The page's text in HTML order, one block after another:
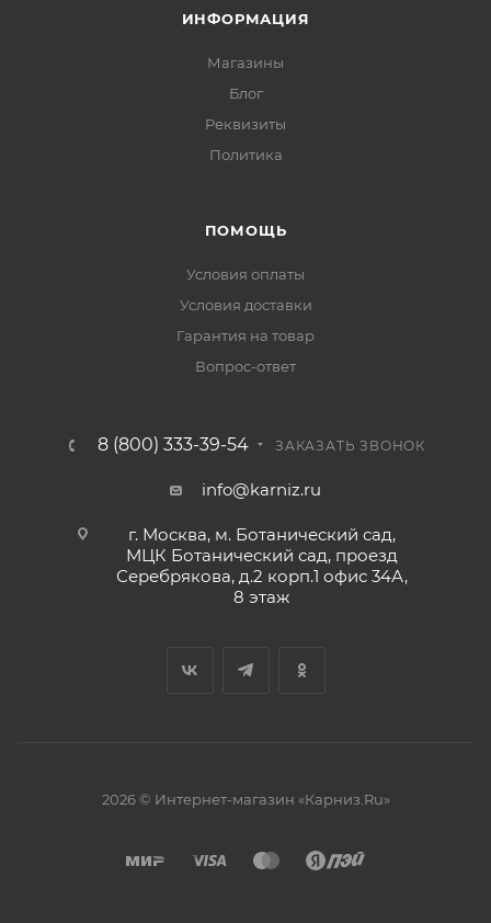
ИНФОРМАЦИЯ
Магазины
Блог
Реквизиты
Политика
ПОМОЩЬ
Условия оплаты
Условия доставки
Гарантия на товар
Вопрос-ответ
8 (800) 333-39-54 ЗАКАЗАТЬ ЗВОНОК
info@karniz.ru
г. Москва, м. Ботанический сад,
МЦК Ботанический сад, проезд
Серебрякова, д.2 корп.1 офис 34А,
8 этаж
2026 © Интернет-магазин «Карниз.Ru»